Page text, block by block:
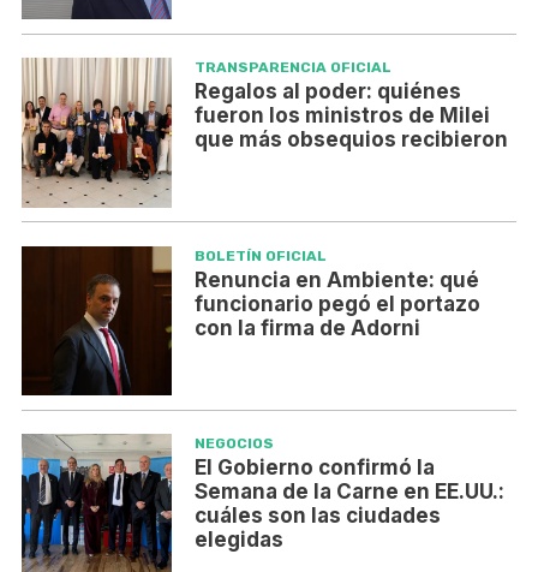
TRANSPARENCIA OFICIAL
Regalos al poder: quiénes
fueron los ministros de Milei
que más obsequios recibieron
BOLETÍN OFICIAL
Renuncia en Ambiente: qué
funcionario pegó el portazo
con la firma de Adorni
NEGOCIOS
El Gobierno confirmó la
Semana de la Carne en EE.UU.:
cuáles son las ciudades
elegidas